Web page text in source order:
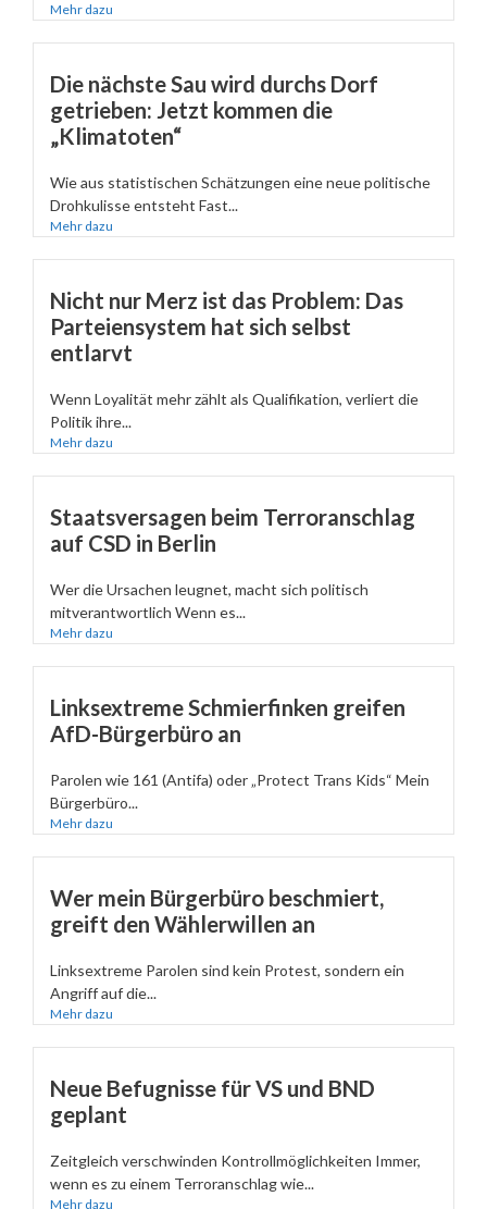
Mehr dazu
Die nächste Sau wird durchs Dorf
getrieben: Jetzt kommen die
„Klimatoten“
Wie aus statistischen Schätzungen eine neue politische
Drohkulisse entsteht Fast...
Mehr dazu
Nicht nur Merz ist das Problem: Das
Parteiensystem hat sich selbst
entlarvt
Wenn Loyalität mehr zählt als Qualifikation, verliert die
Politik ihre...
Mehr dazu
Staatsversagen beim Terroranschlag
auf CSD in Berlin
Wer die Ursachen leugnet, macht sich politisch
mitverantwortlich Wenn es...
Mehr dazu
Linksextreme Schmierfinken greifen
AfD-Bürgerbüro an
Parolen wie 161 (Antifa) oder „Protect Trans Kids“ Mein
Bürgerbüro...
Mehr dazu
Wer mein Bürgerbüro beschmiert,
greift den Wählerwillen an
Linksextreme Parolen sind kein Protest, sondern ein
Angriff auf die...
Mehr dazu
Neue Befugnisse für VS und BND
geplant
Zeitgleich verschwinden Kontrollmöglichkeiten Immer,
wenn es zu einem Terroranschlag wie...
Mehr dazu